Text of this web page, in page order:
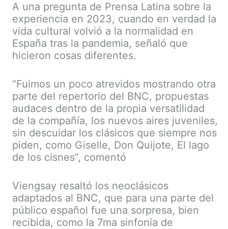
A una pregunta de Prensa Latina sobre la
experiencia en 2023, cuando en verdad la
vida cultural volvió a la normalidad en
España tras la pandemia, señaló que
hicieron cosas diferentes.
“Fuimos un poco atrevidos mostrando otra
parte del repertorio del BNC, propuestas
audaces dentro de la propia versatilidad
de la compañía, los nuevos aires juveniles,
sin descuidar los clásicos que siempre nos
piden, como Giselle, Don Quijote, El lago
de los cisnes”, comentó
Viengsay resaltó los neoclásicos
adaptados al BNC, que para una parte del
público español fue una sorpresa, bien
recibida, como la 7ma sinfonía de